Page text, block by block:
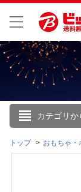
カテゴリか
トップ おもちゃ・